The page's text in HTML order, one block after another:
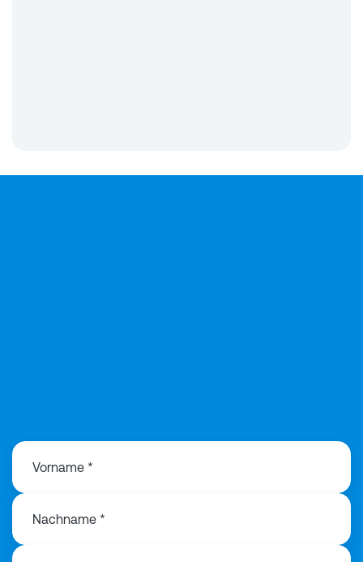
Vorname *
Nachname *